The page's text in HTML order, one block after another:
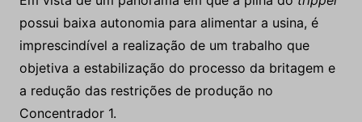
possui baixa autonomia para alimentar a usina, é
imprescindível a realização de um trabalho que
objetiva a estabilização do processo da britagem e
a redução das restrições de produção no
Concentrador 1.